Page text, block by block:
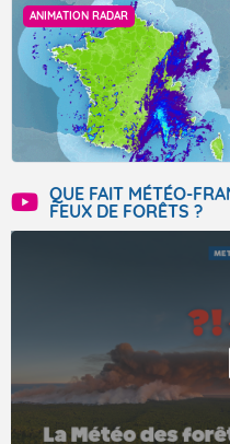
ANIMATION RADAR
QUE FAIT MÉTÉO-
FEUX DE FORÊTS ?